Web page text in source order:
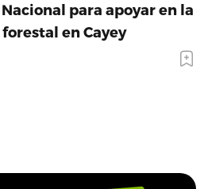
para apoyar en la
en Cayey